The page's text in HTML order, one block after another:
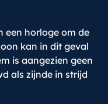
een horloge om de
kan in dit geval
is aangezien geen
als zijnde in strijd